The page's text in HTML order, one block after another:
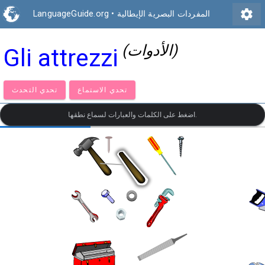
LanguageGuide.org • المفردات البصرية الإيطالية settings
Gli attrezzi (الأدوات)
تحدي التحدث تحدي الاستماع
اضغط على الكلمات والعبارات لسماع نطقها.